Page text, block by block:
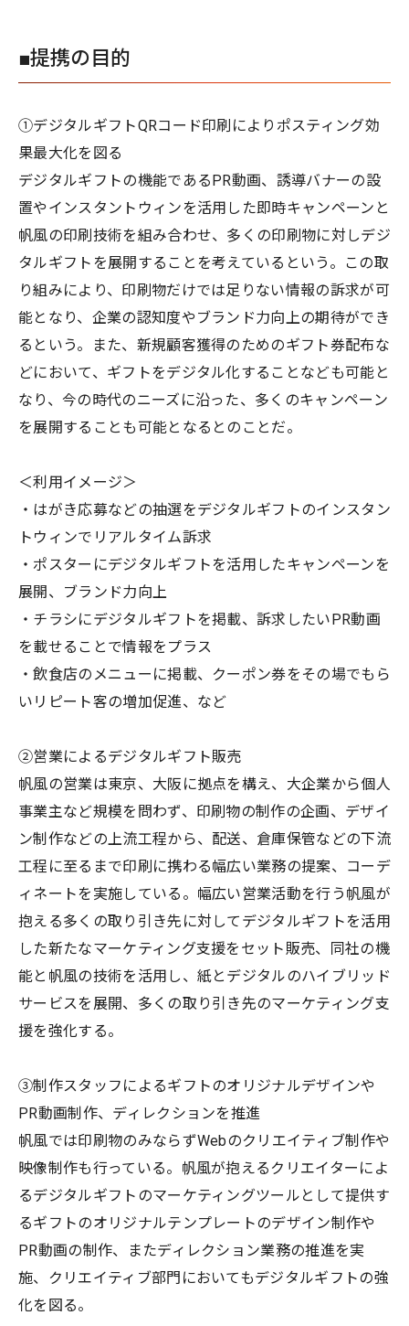
■提携の目的
①デジタルギフトQRコード印刷によりポスティング効
果最大化を図る
デジタルギフトの機能であるPR動画、誘導バナーの設
置やインスタントウィンを活用した即時キャンペーンと
帆風の印刷技術を組み合わせ、多くの印刷物に対しデジ
タルギフトを展開することを考えているという。この取
り組みにより、印刷物だけでは足りない情報の訴求が可
能となり、企業の認知度やブランド力向上の期待ができ
るという。また、新規顧客獲得のためのギフト券配布な
どにおいて、ギフトをデジタル化することなども可能と
なり、今の時代のニーズに沿った、多くのキャンペーン
を展開することも可能となるとのことだ。
＜利用イメージ＞
・はがき応募などの抽選をデジタルギフトのインスタン
トウィンでリアルタイム訴求
・ポスターにデジタルギフトを活用したキャンペーンを
展開、ブランド力向上
・チラシにデジタルギフトを掲載、訴求したいPR動画
を載せることで情報をプラス
・飲食店のメニューに掲載、クーポン券をその場でもら
いリピート客の増加促進、など
②営業によるデジタルギフト販売
帆風の営業は東京、大阪に拠点を構え、大企業から個人
事業主など規模を問わず、印刷物の制作の企画、デザイ
ン制作などの上流工程から、配送、倉庫保管などの下流
工程に至るまで印刷に携わる幅広い業務の提案、コーデ
ィネートを実施している。幅広い営業活動を行う帆風が
抱える多くの取り引き先に対してデジタルギフトを活用
した新たなマーケティング支援をセット販売、同社の機
能と帆風の技術を活用し、紙とデジタルのハイブリッド
サービスを展開、多くの取り引き先のマーケティング支
援を強化する。
③制作スタッフによるギフトのオリジナルデザインや
PR動画制作、ディレクションを推進
帆風では印刷物のみならずWebのクリエイティブ制作や
映像制作も行っている。帆風が抱えるクリエイターによ
るデジタルギフトのマーケティングツールとして提供す
るギフトのオリジナルテンプレートのデザイン制作や
PR動画の制作、またディレクション業務の推進を実
施、クリエイティブ部門においてもデジタルギフトの強
化を図る。